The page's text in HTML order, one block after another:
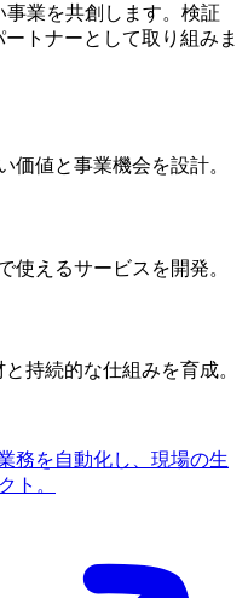
業を共創します。検証
トナーとして取り組みま
価値と事業機会を設計。
使えるサービスを開発。
持続的な仕組みを育成。
務を自動化し、現場の生
ト。